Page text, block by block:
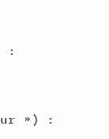
:
») :